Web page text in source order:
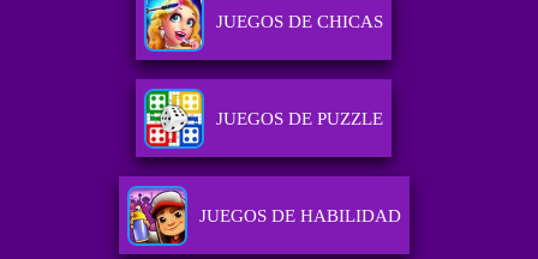
JUEGOS DE CHICAS
JUEGOS DE PUZZLE
JUEGOS DE HABILIDAD